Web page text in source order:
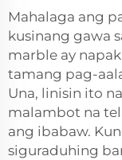
Mahalaga ang
kusinang gawa
marble ay
tamang pag-
Una, linisin ito
malambot na
ang ibabaw.
siguraduhing